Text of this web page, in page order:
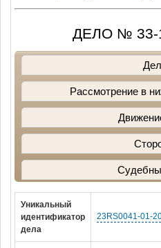
ДЕЛО № 33-
Рассмотрение в
Уникальный
идентификатор
дела
23RS0041-01-